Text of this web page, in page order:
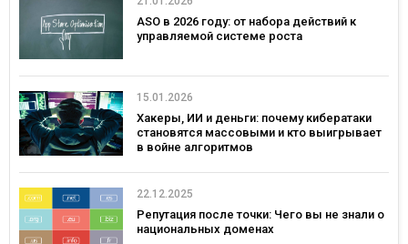
ASO в 2026 году: от набора действий к
управляемой системе роста
15.01.2026
Хакеры, ИИ и деньги: почему кибератаки
становятся массовыми и кто выигрывает
в войне алгоритмов
22.12.2025
Репутация после точки: Чего вы не знали о
национальных доменах